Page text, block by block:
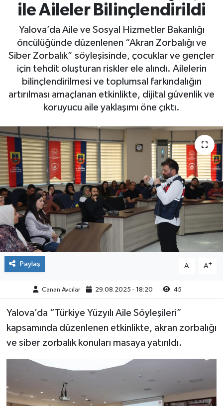
ile Aileler Bilinçlendirildi
Yalova’da Aile ve Sosyal Hizmetler Bakanlığı
öncülüğünde düzenlenen “Akran Zorbalığı ve
Siber Zorbalık” söyleşisinde, çocuklar ve gençler
için tehdit oluşturan riskler ele alındı. Ailelerin
bilinçlendirilmesi ve toplumsal farkındalığın
artırılması amaçlanan etkinlikte, dijital güvenlik ve
koruyucu aile yaklaşımı öne çıktı.
Paylaş A- A+
Canan Avcılar 29.08.2025 - 18:20 45
Yalova’da “Türkiye Yüzyılı Aile Söyleşileri”
kapsamında düzenlenen etkinlikte, akran zorbalığı
ve siber zorbalık konuları masaya yatırıldı.
Yaşam